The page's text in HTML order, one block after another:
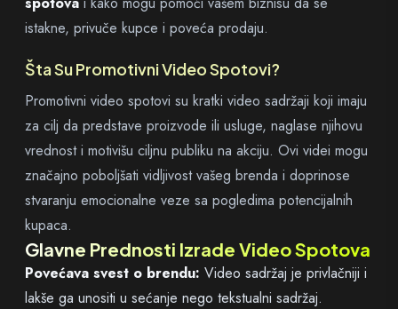
istakne, privuče kupce i poveća prodaju.
Šta Su Promotivni Video Spotovi?
Promotivni video spotovi su kratki video sadržaji koji imaju
za cilj da predstave proizvode ili usluge, naglase njihovu
vrednost i motivišu ciljnu publiku na akciju. Ovi videi mogu
značajno poboljšati vidljivost vašeg brenda i doprinose
stvaranju emocionalne veze sa pogledima potencijalnih
kupaca.
Glavne Prednosti Izrade Video Spotova
Povećava svest o brendu: Video sadržaj je privlačniji i
lakše ga unositi u sećanje nego tekstualni sadržaj.